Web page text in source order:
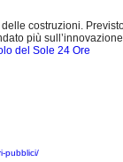
costruzioni.
più
del Sole 24 Ore
pubblici/